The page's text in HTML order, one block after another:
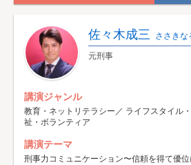
佐々木成三 ささきな
元刑事
講演ジャンル
教育・ネットリテラシー／ ライフスタイル
祉・ボランティア
講演テーマ
刑事力コミュニケーション〜信頼を得て優